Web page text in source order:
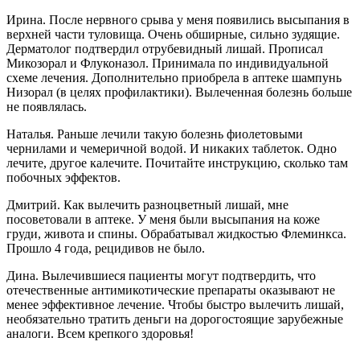
Ирина. После нервного срыва у меня появились высыпания в
верхней части туловища. Очень обширные, сильно зудящие.
Дерматолог подтвердил отрубевидный лишай. Прописал
Микозорал и Флуконазол. Принимала по индивидуальной
схеме лечения. Дополнительно приобрела в аптеке шампунь
Низорал (в целях профилактики). Вылеченная болезнь больше
не появлялась.
Наталья. Раньше лечили такую болезнь фиолетовыми
чернилами и чемеричной водой. И никаких таблеток. Одно
лечите, другое калечите. Почитайте инструкцию, сколько там
побочных эффектов.
Дмитрий. Как вылечить разноцветный лишай, мне
посоветовали в аптеке. У меня были высыпания на коже
груди, живота и спины. Обрабатывал жидкостью Флеминкса.
Прошло 4 года, рецидивов не было.
Дина. Вылечившиеся пациенты могут подтвердить, что
отечественные антимикотические препараты оказывают не
менее эффективное лечение. Чтобы быстро вылечить лишай,
необязательно тратить деньги на дорогостоящие зарубежные
аналоги. Всем крепкого здоровья!